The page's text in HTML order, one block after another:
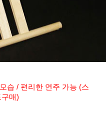
습 / 편리한 연주 가능 (스
매)